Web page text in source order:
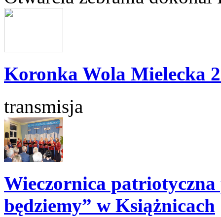
Koronka Wola Mielecka
transmisja
Wieczornica patriotyczna
będziemy” w Książnicach